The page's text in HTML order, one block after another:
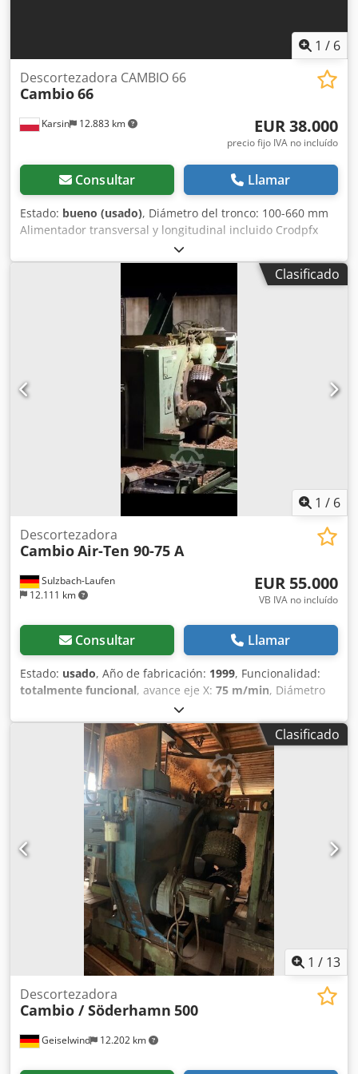
1 / 6
Karsin 12.883 km
Descortezadora CAMBIO 66
Cambio66
EUR 38.000
precio fijo IVA no incluído
Consultar Llamar
Estado: bueno (usado), Diámetro del tronco: 100-660 mm
Alimentador transversal y longitudinal incluido Crodpfx
Clasificado
1 / 6
Sulzbach-Laufen
12.111 km
Descortezadora
CambioAir-Ten 90-75 A
EUR 55.000
VB IVA no incluído
Consultar Llamar
Estado: usado, Año de fabricación: 1999, Funcionalidad:
totalmente funcional, avance eje X: 75 m/min, Diámetro
mínimo del tronco: 11 cm Diámetro máximo del tronco: 75
cm Velocidad de avance: 75 m/min Velocidad del rotor: 222
rpm Motor del rotor: 75 kW Motor de avance: 2,2 kW
Unidad hidráulica: 1,5 kW La unidad de alimentación
(hacia el transportador) y la unidad de salida (sistema de
ruedas) están incluidas. En 2021 se sustituyó
completamente el rotor por uno reacondicionado de
fábrica (factura disponible). ¡Los cuadros eléctricos no
están incluidos! Cedsw Emhfjpfx Alwerf Estimamos el año
de fabricación a finales de los años noventa. Se pueden
enviar vídeos de la máquina.
Clasificado
1 / 13
Geiselwind 12.202 km
Descortezadora
Cambio / Söderhamn 500